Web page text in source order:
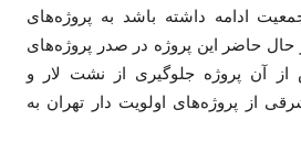
ادامه داشته باشد به پروژه‌های
حال حاضر این پروژه در صدر پروژه‌های
از آن پروژه جلوگیری از نشت لار و
از پروژه‌های اولویت دار تهران به